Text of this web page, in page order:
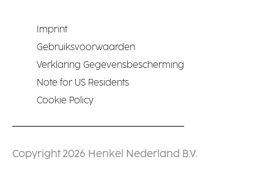
Imprint
Gebruiksvoorwaarden
Verklaring Gegevensbescherming
Note for US Residents
Cookie Policy
Copyright 2026 Henkel Nederland B.V.